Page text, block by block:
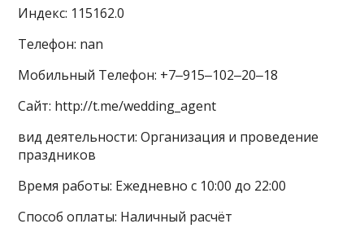
Индекс: 115162.0
Телефон: nan
Мобильный Телефон: +7‒915‒102‒20‒18
Сайт: http://t.me/wedding_agent
вид деятельности: Организация и проведение
праздников
Время работы: Ежедневно с 10:00 до 22:00
Способ оплаты: Наличный расчёт